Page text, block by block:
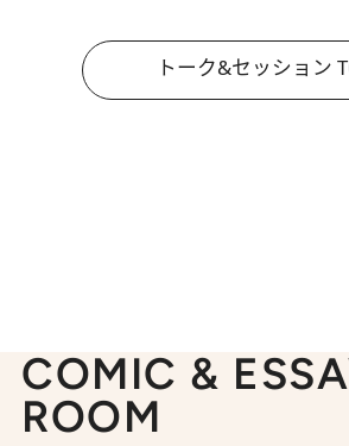
トーク&セッション
COMIC &
ROOM